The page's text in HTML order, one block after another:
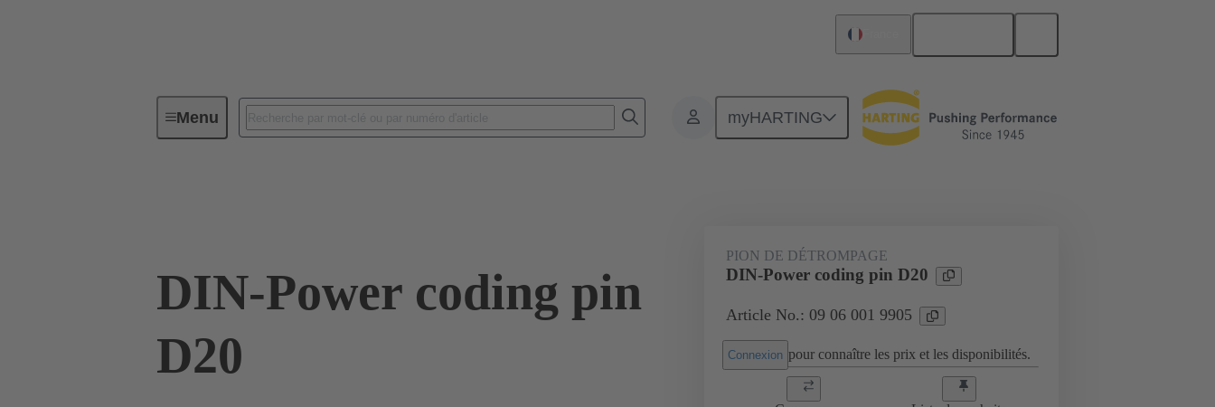
Menu myHARTING
Connectivité d'Equipements Connecteurs carte à carte Produits Raccordement carte mère à carte fille
DIN-Power coding pin
D20
PION DE DÉTROMPAGE
DIN-Power coding pin D20
Article No.: 09 06 001 9905
Connexion pour connaître les prix et les disponibilités.